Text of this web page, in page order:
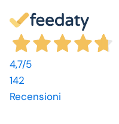
4,7/5
142
Recensioni